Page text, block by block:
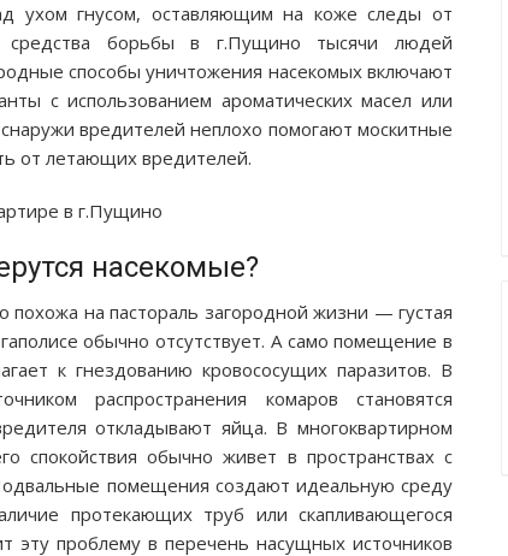
ухом гнусом, оставляющим на коже следы от
средства борьбы в г.Пущино тысячи людей
способы уничтожения насекомых включают
с использованием ароматических масел или
вредителей неплохо помогают москитные
от летающих вредителей.
насекомые?
похожа на пастораль загородной жизни — густая
обычно отсутствует. А само помещение в
к гнездованию кровососущих паразитов. В
распространения комаров становятся
откладывают яйца. В многоквартирном
спокойствия обычно живет в пространствах с
помещения создают идеальную среду
протекающих труб или скапливающегося
эту проблему в перечень насущных источников